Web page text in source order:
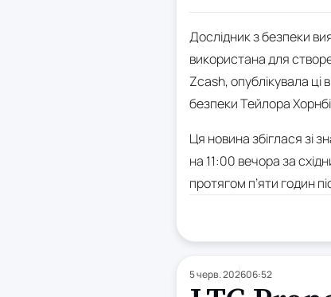
Дослідник з безпеки
використана для
Zcash, опублікувала ці
безпеки Тейлора
Ця новина збіглася зі
на 11:00 вечора за
протягом п’яти годин
5 черв. 202606:52